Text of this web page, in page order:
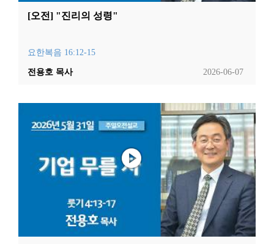
[오전] "진리의 성령"
요한복음 16:12-15
2026-06-07
전용호 목사